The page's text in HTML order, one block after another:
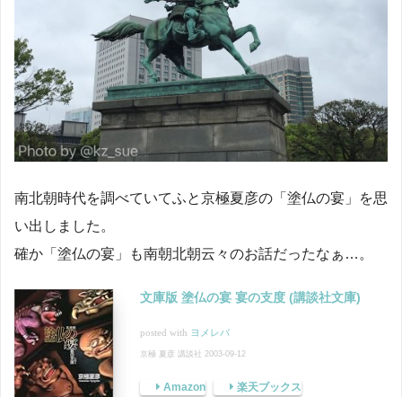
南北朝時代を調べていてふと京極夏彦の「塗仏の宴」を思
い出しました。
確か「塗仏の宴」も南朝北朝云々のお話だったなぁ…。
文庫版 塗仏の宴 宴の支度 (講談社文庫)
posted with ヨメレバ
京極 夏彦 講談社 2003-09-12
Amazon 楽天ブックス